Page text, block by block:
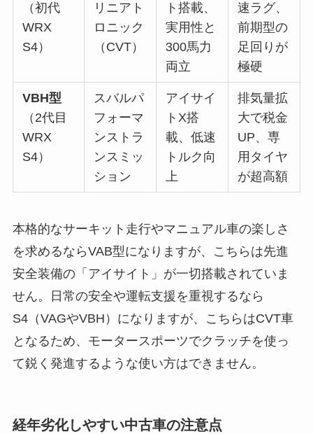
（初代
WRX
S4）
リニアト
ロニック
（CVT）
ト搭載、
実用性と
300馬力
両立
速ラグ、
前期型の
足回りが
極硬
VBH型
（2代目
WRX
S4）
スバルパ
フォーマ
ンストラ
ンスミッ
ション
アイサイ
トX搭
載、低速
トルク向
上
排気量拡
大で税金
UP、専
用タイヤ
が超高額
本格的なサーキット走行やマニュアル車の楽しさ
を求めるならVAB型になりますが、こちらは先進
安全装備の「アイサイト」が一切搭載されていま
せん。日常の安全や運転支援を重視するなら
S4（VAGやVBH）になりますが、こちらはCVT車
となるため、モータースポーツでクラッチを使っ
て鋭く発進するような使い方はできません。
経年劣化しやすい中古車の注意点